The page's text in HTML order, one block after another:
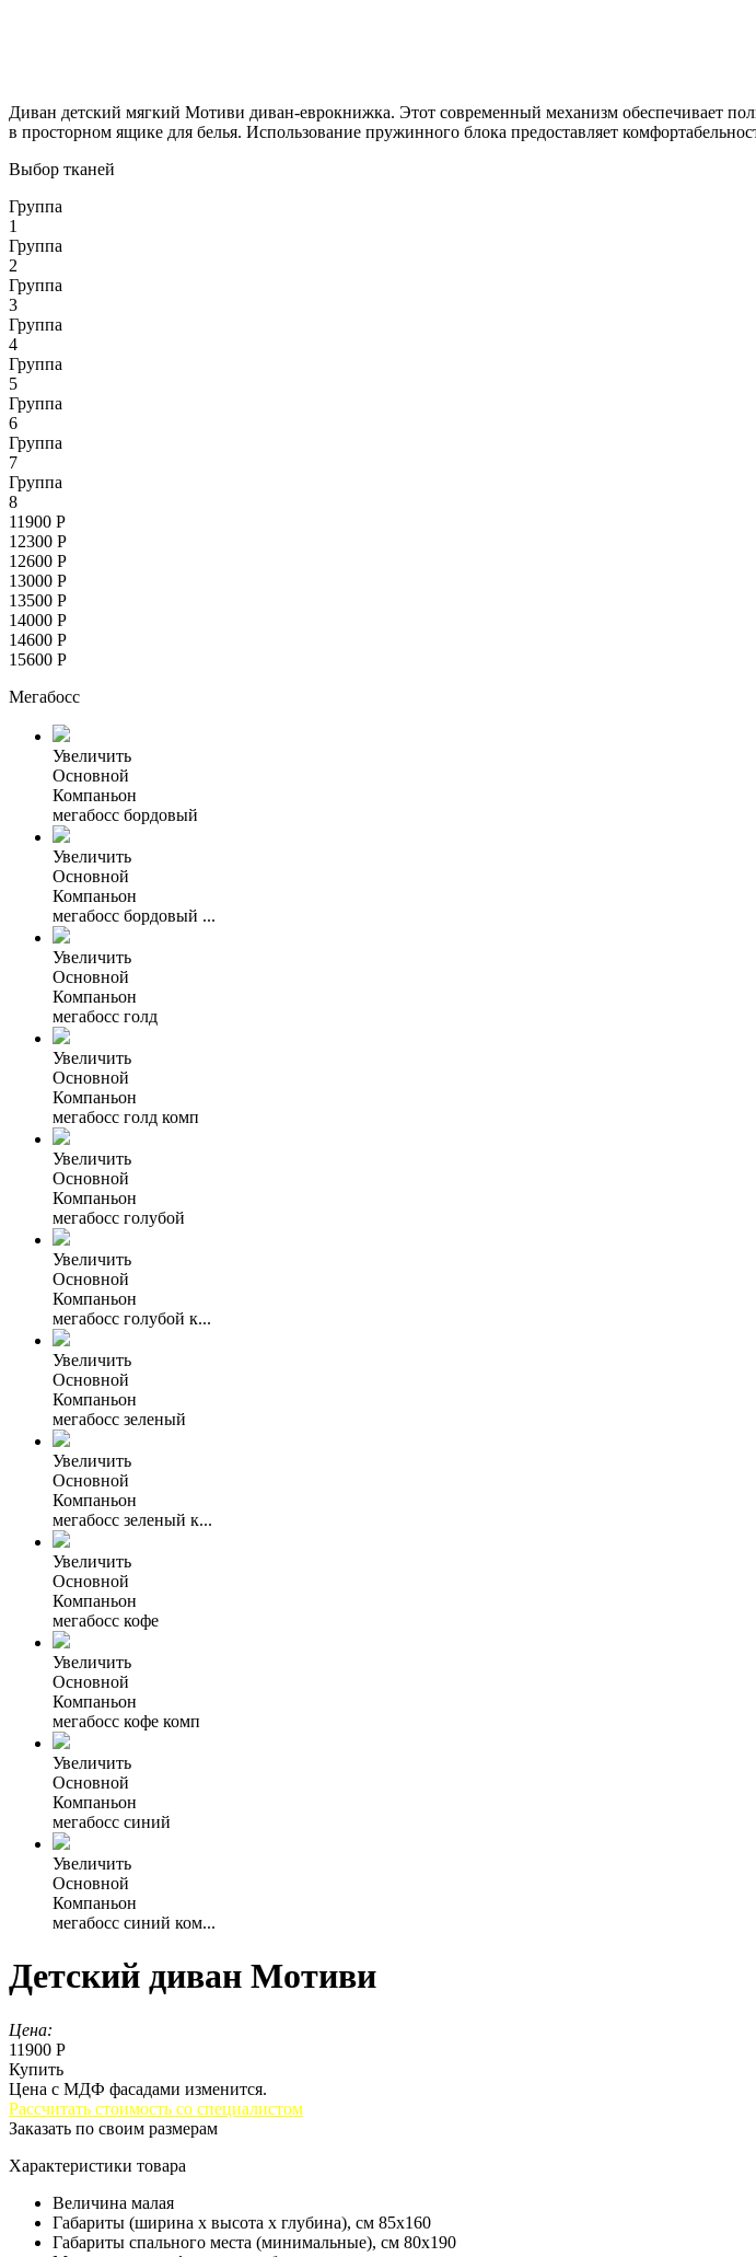
Диван детский мягкий Мотиви диван-еврокнижка. Этот современный механизм обеспечивает
в просторном ящике для белья. Использование пружинного блока предоставляет
Выбор тканей
Группа
1
Группа
2
Группа
3
Группа
4
Группа
5
Группа
6
Группа
7
Группа
8
11900 Р
12300 Р
12600 Р
13000 Р
13500 Р
14000 Р
14600 Р
15600 Р
Мегабосс
Увеличить
Основной
Компаньон
мегабосс бордовый
Увеличить
Основной
Компаньон
мегабосс бордовый ...
Увеличить
Основной
Компаньон
мегабосс голд
Увеличить
Основной
Компаньон
мегабосс голд комп
Увеличить
Основной
Компаньон
мегабосс голубой
Увеличить
Основной
Компаньон
мегабосс голубой к...
Увеличить
Основной
Компаньон
мегабосс зеленый
Увеличить
Основной
Компаньон
мегабосс зеленый к...
Увеличить
Основной
Компаньон
мегабосс кофе
Увеличить
Основной
Компаньон
мегабосс кофе комп
Увеличить
Основной
Компаньон
мегабосс синий
Увеличить
Основной
Компаньон
мегабосс синий ком...
Детский диван Мотиви
Цена:
11900 Р
Купить
Цена с МДФ фасадами изменится.
Рассчитать стоимость со специалистом
Заказать по своим размерам
Характеристики товара
Величина малая
Габариты (ширина х высота х глубина), см 85х160
Габариты спального места (минимальные), см 80х190